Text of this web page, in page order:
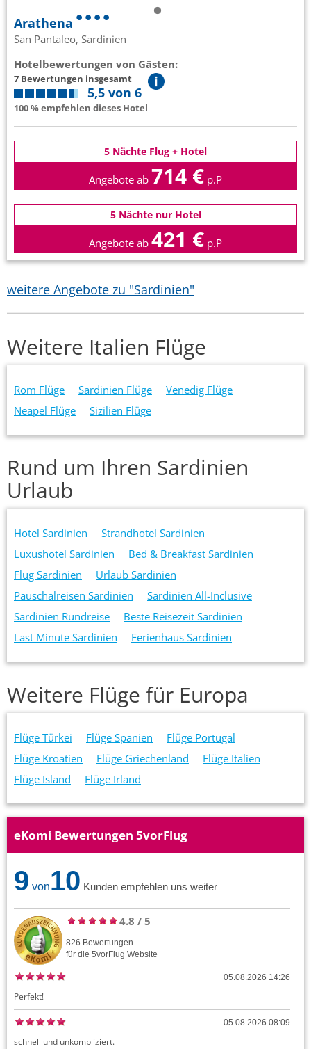
Arathena
San Pantaleo, Sardinien
Hotelbewertungen von Gästen:
7 Bewertungen insgesamt
5,5 von 6
100 % empfehlen dieses Hotel
5 Nächte Flug + Hotel
Angebote ab 714 € p.P
5 Nächte nur Hotel
Angebote ab 421 € p.P
weitere Angebote zu "Sardinien"
Weitere Italien Flüge
Rom Flüge Sardinien Flüge
Venedig Flüge
Neapel Flüge
Sizilien Flüge
Rund um Ihren Sardinien
Urlaub
Hotel Sardinien
Strandhotel Sardinien
Luxushotel Sardinien
Bed & Breakfast Sardinien
Flug Sardinien
Urlaub Sardinien
Pauschalreisen Sardinien
Sardinien All-Inclusive
Sardinien Rundreise
Beste Reisezeit Sardinien
Last Minute Sardinien
Ferienhaus Sardinien
Weitere Flüge für Europa
Flüge Türkei Flüge Spanien
Flüge Portugal
Flüge Kroatien
Flüge Griechenland
Flüge Italien
Flüge Island
Flüge Irland
eKomi Bewertungen 5vorFlug
9 von10 Kunden empfehlen uns weiter
4.8 / 5
826 Bewertungen
für die 5vorFlug Website
05.08.2026 14:26
Perfekt!
05.08.2026 08:09
schnell und unkompliziert.